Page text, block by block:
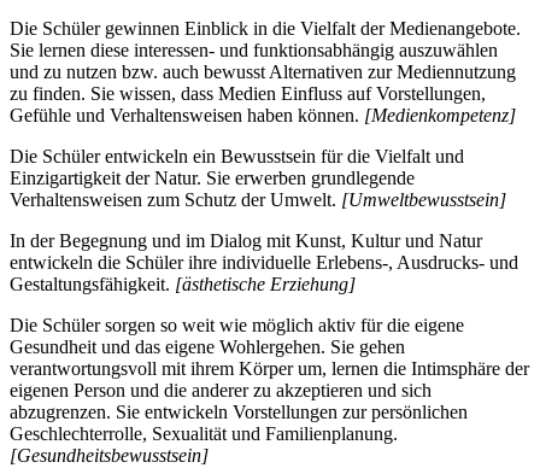
Die Schüler gewinnen Einblick in die Vielfalt der Medienangebote.
Sie lernen diese interessen- und funktionsabhängig auszuwählen
und zu nutzen bzw. auch bewusst Alternativen zur Mediennutzung
zu finden. Sie wissen, dass Medien Einfluss auf Vorstellungen,
Gefühle und Verhaltensweisen haben können. [Medienkompetenz]
Die Schüler entwickeln ein Bewusstsein für die Vielfalt und
Einzigartigkeit der Natur. Sie erwerben grundlegende
Verhaltensweisen zum Schutz der Umwelt. [Umweltbewusstsein]
In der Begegnung und im Dialog mit Kunst, Kultur und Natur
entwickeln die Schüler ihre individuelle Erlebens-, Ausdrucks- und
Gestaltungsfähigkeit. [ästhetische Erziehung]
Die Schüler sorgen so weit wie möglich aktiv für die eigene
Gesundheit und das eigene Wohlergehen. Sie gehen
verantwortungsvoll mit ihrem Körper um, lernen die Intimsphäre der
eigenen Person und die anderer zu akzeptieren und sich
abzugrenzen. Sie entwickeln Vorstellungen zur persönlichen
Geschlechterrolle, Sexualität und Familienplanung.
[Gesundheitsbewusstsein]